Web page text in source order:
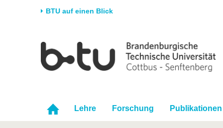
BTU auf einen Blick
Universität
Karriere & Engagement
Partnerschaften &
Forschung
Förderung
Wissenschaftlicher
Im
Lehre Forschung Publikationen